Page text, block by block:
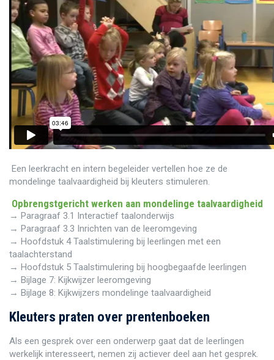
Een leerkracht en intern begeleider vertellen hoe ze de
mondelinge taalvaardigheid bij kleuters stimuleren.
Opbrengstgericht werken aan mondelinge taalvaardigheid
→ Paragraaf 3.1 Interactief taalonderwijs
→ Paragraaf 3.3 Inrichten van de leeromgeving
→ Hoofdstuk 4 Taalstimulering bij leerlingen met een
taalachterstand
→ Hoofdstuk 5 Taalstimulering bij hoogbegaafde leerlingen
→ Bijlage 7: Kijkwijzer leeromgeving
→ Bijlage 8: Kijkwijzers mondelinge taalvaardigheid
Kleuters praten over prentenboeken
Als een gesprek over een onderwerp gaat dat de leerlingen
werkelijk interesseert, nemen zij actiever deel aan het gesprek.